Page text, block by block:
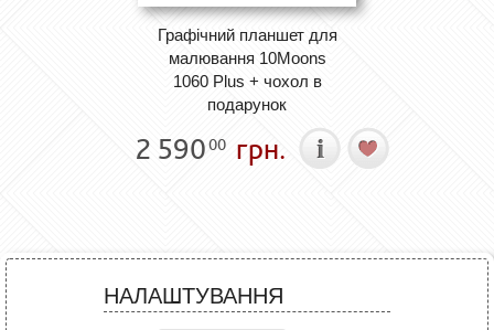
Графічний планшет для
малювання 10Moons
1060 Plus + чохол в
подарунок
2 59000 грн.
НАЛАШТУВАННЯ